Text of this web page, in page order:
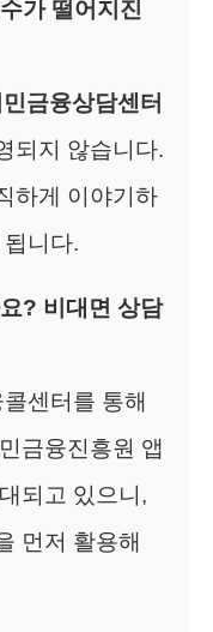
가 떨어지진
금융상담센터
되지 않습니다.
하게 이야기하
니다.
? 비대면 상담
센터를 통해
금융진흥원 앱
되고 있으니,
먼저 활용해